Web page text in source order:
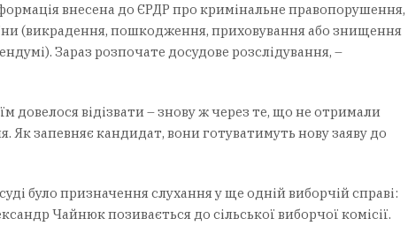
внесена до ЄРДР про кримінальне правопорушення,
(викрадення, пошкодження, приховування або знищення
Зараз розпочате досудове розслідування, –
довелося відізвати – знову ж через те, що не отримали
запевняє кандидат, вони готуватимуть нову заяву до
було призначення слухання у ще одній виборчій справі:
Чайнюк позивається до сільської виборчої комісії.